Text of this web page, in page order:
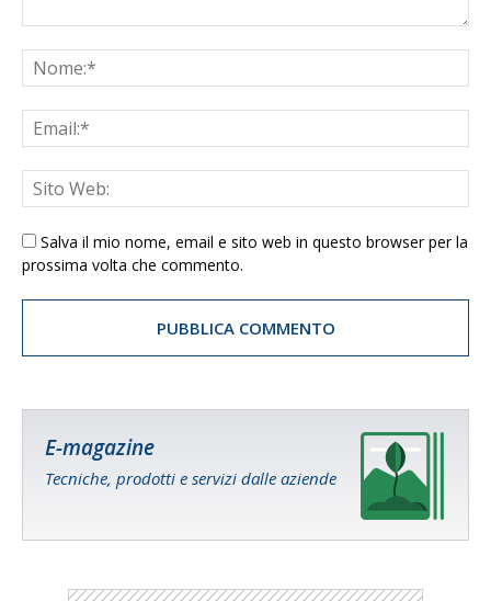
Salva il mio nome, email e sito web in questo browser per la
prossima volta che commento.
E-magazine
Tecniche, prodotti e servizi dalle aziende